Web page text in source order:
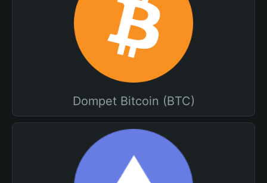
Dompet Bitcoin (BTC)